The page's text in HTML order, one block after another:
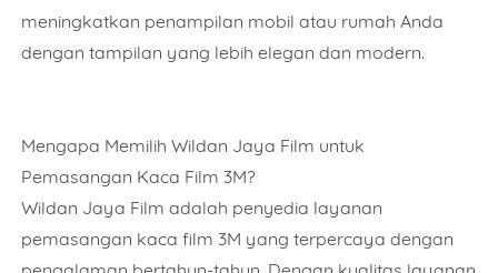
meningkatkan penampilan mobil atau rumah Anda
dengan tampilan yang lebih elegan dan modern.
Mengapa Memilih Wildan Jaya Film untuk
Pemasangan Kaca Film 3M?
Wildan Jaya Film adalah penyedia layanan
pemasangan kaca film 3M yang terpercaya dengan